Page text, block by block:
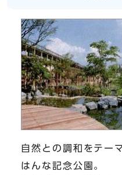
自然との調和をテー
はんな記念公園。